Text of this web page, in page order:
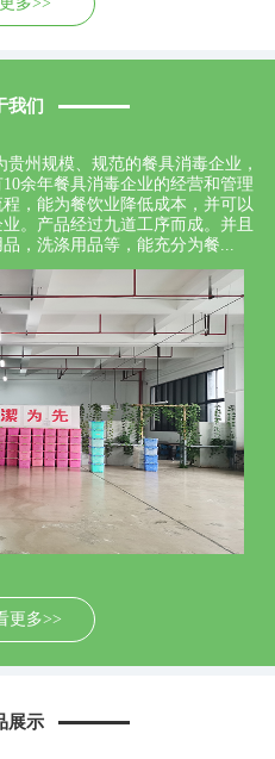
我们
州规模、规范的餐具消毒企业，
余年餐具消毒企业的经营和管理
，能为餐饮业降低成本，并可以
。产品经过九道工序而成。并且
，洗涤用品等，能充分为餐...
更多>>
展示